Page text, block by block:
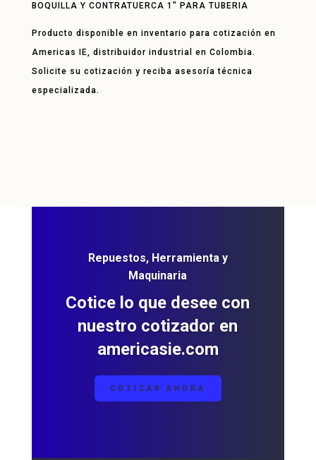
BOQUILLA Y CONTRATUERCA 1″ PARA TUBERIA
Producto disponible en inventario para cotización en
Americas IE, distribuidor industrial en Colombia.
Solicite su cotización y reciba asesoría técnica
especializada.
Repuestos, Herramienta y
Maquinaria
Cotice lo que desee con
nuestro cotizador en
americasie.com
COTIZAR AHORA